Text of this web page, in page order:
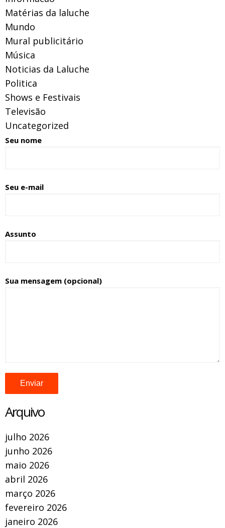
Matérias da laluche
Mundo
Mural publicitário
Música
Noticias da Laluche
Politica
Shows e Festivais
Televisão
Uncategorized
Seu nome
Seu e-mail
Assunto
Sua mensagem (opcional)
Arquivo
julho 2026
junho 2026
maio 2026
abril 2026
março 2026
fevereiro 2026
janeiro 2026